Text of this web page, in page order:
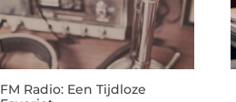
FM Radio: Een Tijdloze